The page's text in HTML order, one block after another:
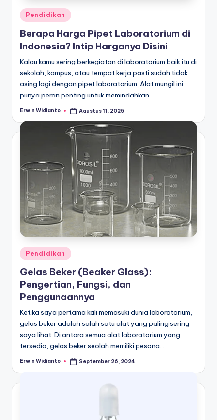
Posted
Pendidikan
Berapa Harga Pipet Laboratorium di
Indonesia? Intip Harganya Disini
Kalau kamu sering berkegiatan di laboratorium baik itu di
sekolah, kampus, atau tempat kerja pasti sudah tidak
asing lagi dengan pipet laboratorium. Alat mungil ini
punya peran penting untuk memindahkan…
Posted
Erwin Widianto Agustus 11, 2025
Posted
in
Pendidikan
Gelas Beker (Beaker Glass):
Pengertian, Fungsi, dan
Penggunaannya
Ketika saya pertama kali memasuki dunia laboratorium,
gelas beker adalah salah satu alat yang paling sering
saya lihat. Di antara semua alat laboratorium yang
tersedia, gelas beker seolah memiliki pesona…
Posted
Erwin Widianto September 26, 2024